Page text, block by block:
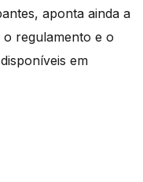
aponta ainda a
regulamento e o
em